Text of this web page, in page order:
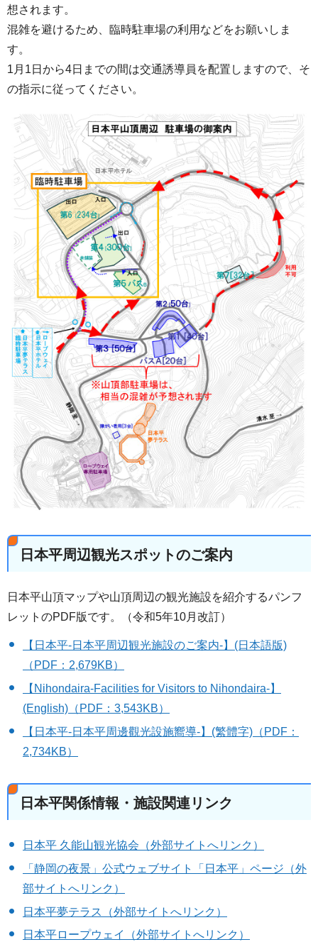
想されます。
混雑を避けるため、臨時駐車場の利用などをお願いしま
す。
1月1日から4日までの間は交通誘導員を配置しますので、そ
の指示に従ってください。
日本平周辺観光スポットのご案内
日本平山頂マップや山頂周辺の観光施設を紹介するパンフ
レットのPDF版です。（令和5年10月改訂）
【日本平-日本平周辺観光施設のご案内-】(日本語版)
（PDF：2,679KB）
【Nihondaira-Facilities for Visitors to Nihondaira-】
(English)（PDF：3,543KB）
【日本平-日本平周邊觀光設施嚮導-】(繁體字)（PDF：
2,734KB）
日本平関係情報・施設関連リンク
日本平 久能山観光協会（外部サイトへリンク）
「静岡の夜景」公式ウェブサイト「日本平」ページ（外
部サイトへリンク）
日本平夢テラス（外部サイトへリンク）
日本平ロープウェイ（外部サイトへリンク）